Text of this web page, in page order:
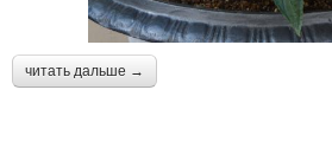
читать дальше →